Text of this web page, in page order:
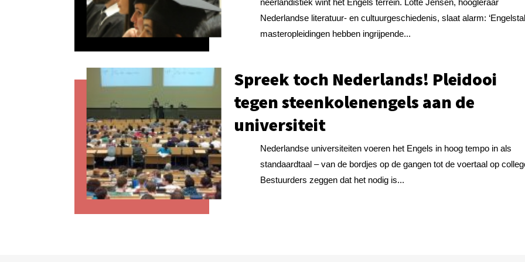
neerlandistiek wint het Engels terrein. Lotte Jensen, hoogleraar
Nederlandse literatuur- en cultuurgeschiedenis, slaat alarm:
masteropleidingen hebben ingrijpende...
Spreek toch Nederlands! Pleidooi
tegen steenkolenengels aan de
universiteit
Nederlandse universiteiten voeren het Engels in hoog tempo in als
standaardtaal – van de bordjes op de gangen tot de voertaal op
Bestuurders zeggen dat het nodig is...